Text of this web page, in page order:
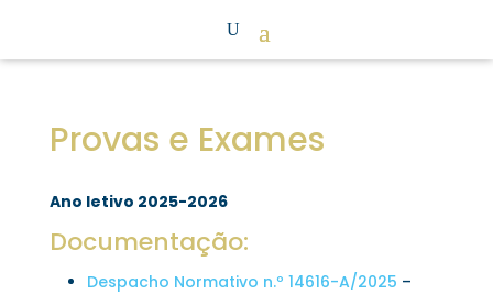
Provas e Exames
Ano letivo 2025-2026
Documentação:
Despacho Normativo n.º 14616-A/2025 –